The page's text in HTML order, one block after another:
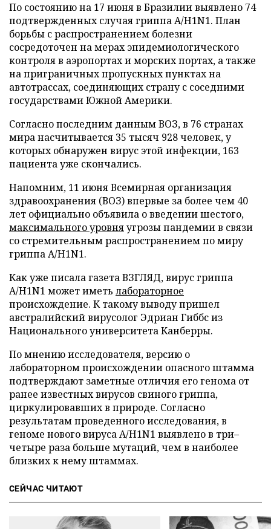
По состоянию на 17 июня в Бразилии выявлено 74
подтвержденных случая гриппа A/H1N1. План
борьбы с распространением болезни
сосредоточен на мерах эпидемиологического
контроля в аэропортах и морских портах, а также
на приграничных пропускных пунктах на
автотрассах, соединяющих страну с соседними
государствами Южной Америки.
Согласно последним данным ВОЗ, в 76 странах
мира насчитывается 35 тысяч 928 человек, у
которых обнаружен вирус этой инфекции, 163
пациента уже скончались.
Напомним, 11 июня Всемирная организация
здравоохранения (ВОЗ) впервые за более чем 40
лет официально объявила о введении шестого,
максимального уровняугрозы пандемии в связи
со стремительным распространением по миру
гриппа A/H1N1.
Как уже писала газета ВЗГЛЯД, вирус гриппа
A/H1N1 может иметь лабораторное
происхождение. К такому выводу пришел
австралийский вирусолог Эдриан Гиббс из
Национального университета Канберры.
По мнению исследователя, версию о
лабораторном происхождении опасного штамма
подтверждают заметные отличия его генома от
ранее известных вирусов свиного гриппа,
циркулировавших в природе. Согласно
результатам проведенного исследования, в
геноме нового вируса A/H1N1 выявлено в три–
четыре раза больше мутаций, чем в наиболее
близких к нему штаммах.
СЕЙЧАС ЧИТАЮТ